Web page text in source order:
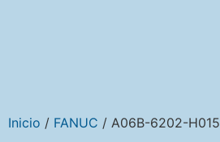
Inicio / FANUC / A06B-6202-H015